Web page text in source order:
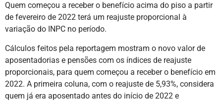
Quem começou a receber o benefício acima do piso a partir
de fevereiro de 2022 terá um reajuste proporcional à
variação do INPC no período.
Cálculos feitos pela reportagem mostram o novo valor de
aposentadorias e pensões com os índices de reajuste
proporcionais, para quem começou a receber o benefício em
2022. A primeira coluna, com o reajuste de 5,93%, considera
quem já era aposentado antes do início de 2022 e